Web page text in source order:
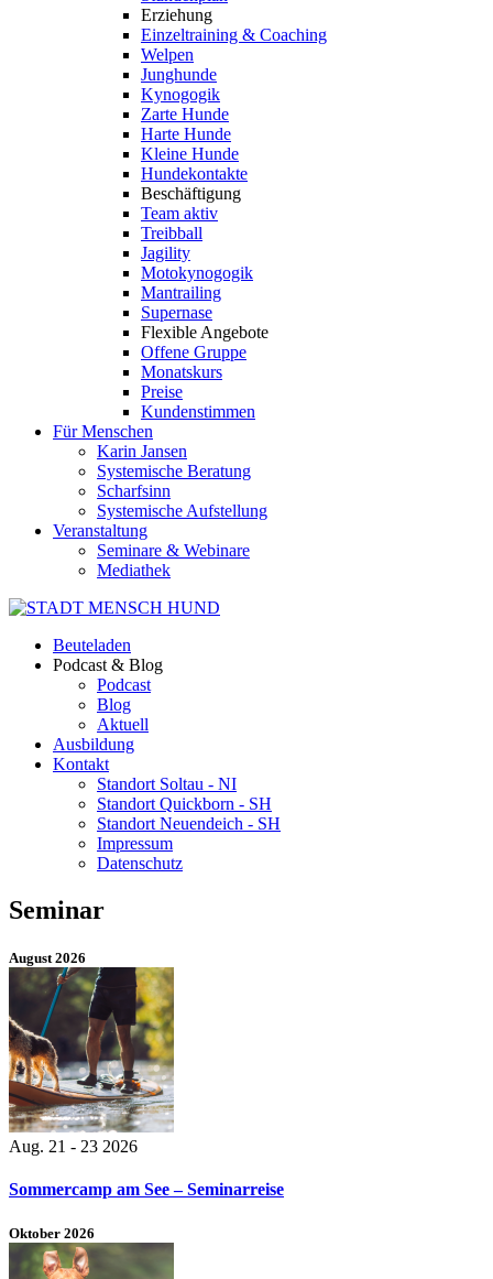
Erziehung
Einzeltraining & Coaching
Welpen
Junghunde
Kynogogik
Zarte Hunde
Harte Hunde
Kleine Hunde
Hundekontakte
Beschäftigung
Team aktiv
Treibball
Jagility
Motokynogogik
Mantrailing
Supernase
Flexible Angebote
Offene Gruppe
Monatskurs
Preise
Kundenstimmen
Für Menschen
Karin Jansen
Systemische Beratung
Scharfsinn
Systemische Aufstellung
Veranstaltung
Seminare & Webinare
Mediathek
Beuteladen
Podcast & Blog
Podcast
Blog
Aktuell
Ausbildung
Kontakt
Standort Soltau - NI
Standort Quickborn - SH
Standort Neuendeich - SH
Impressum
Datenschutz
Seminar
August 2026
Aug. 21 - 23 2026
Sommercamp am See – Seminarreise
Oktober 2026